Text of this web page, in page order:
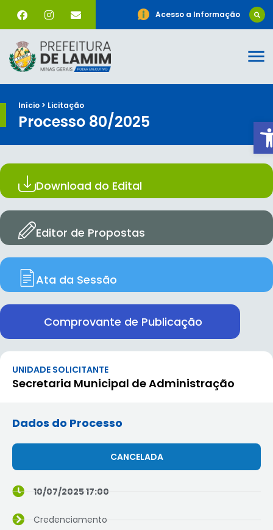
Acesso a Informação
Início > Licitação
Processo 80/2025
Download do Edital
Editor de Propostas
Ata da Sessão
Comprovante de Publicação
UNIDADE SOLICITANTE
Secretaria Municipal de Administração
Dados do Processo
CANCELADA
10/07/2025 17:00
Credenciamento